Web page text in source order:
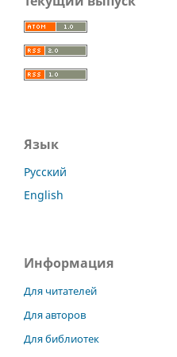
Язык
Русский
English
Информация
Для читателей
Для авторов
Для библиотек